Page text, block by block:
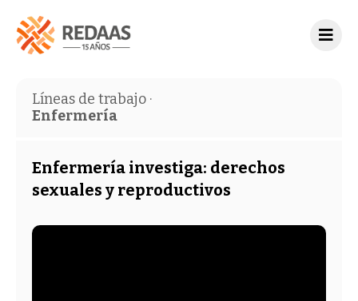
Líneas de trabajo ·
Enfermería
Enfermería investiga: derechos
sexuales y reproductivos